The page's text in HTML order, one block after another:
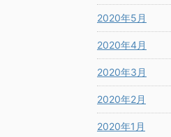
2020年5月
2020年4月
2020年3月
2020年2月
2020年1月